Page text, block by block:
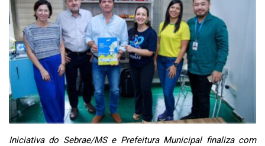
Iniciativa do Sebrae/MS e Prefeitura Municipal finaliza com